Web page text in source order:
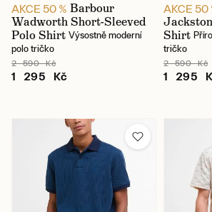
AKCE 50 % Barbour
Wadworth Short-Sleeved
Polo Shirt Výsostně moderní
polo tričko
2 590 Kč
1 295 Kč
AKCE 50
Shirt
tričko
2 590 Kč
1 295